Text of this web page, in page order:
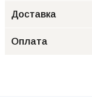
Доставка
Оплата